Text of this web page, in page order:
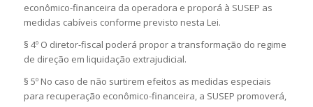
econômico-financeira da operadora e proporá à SUSEP as
medidas cabíveis conforme previsto nesta Lei.
§ 4º O diretor-fiscal poderá propor a transformação do regime
de direção em liquidação extrajudicial.
§ 5º No caso de não surtirem efeitos as medidas especiais
para recuperação econômico-financeira, a SUSEP promoverá,